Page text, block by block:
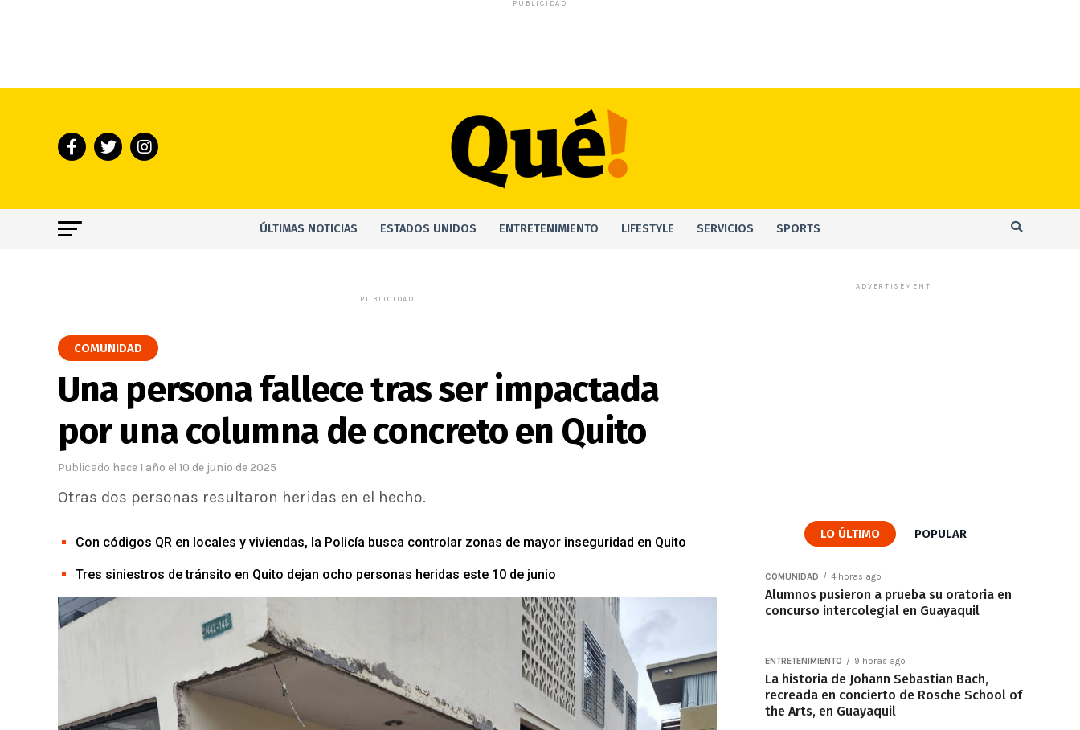
PUBLICIDAD
ÚLTIMAS NOTICIAS ESTADOS UNIDOS ENTRETENIMIENTO LIFESTYLE SERVICIOS SPORTS
PUBLICIDAD
COMUNIDAD
Una persona fallece tras ser impactada
por una columna de concreto en Quito
Publicado hace 1 año el 10 de junio de 2025
Otras dos personas resultaron heridas en el hecho.
Con códigos QR en locales y viviendas, la Policía busca controlar zonas de mayor inseguridad en Quito
Tres siniestros de tránsito en Quito dejan ocho personas heridas este 10 de junio
ADVERTISEMENT
LO ÚLTIMO POPULAR
COMUNIDAD 4 horas ago
Alumnos pusieron a prueba su oratoria en
concurso intercolegial en Guayaquil
ENTRETENIMIENTO 9 horas ago
La historia de Johann Sebastian Bach,
recreada en concierto de Rosche School of
the Arts, en Guayaquil